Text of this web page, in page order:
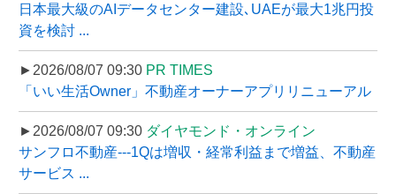
日本最大級のAIデータセンター建設､UAEが最大1兆円投
資を検討 ...
►2026/08/07 09:30 PR TIMES
「いい生活Owner」不動産オーナーアプリリニューアル
►2026/08/07 09:30 ダイヤモンド・オンライン
サンフロ不動産---1Qは増収・経常利益まで増益、不動産
サービス ...